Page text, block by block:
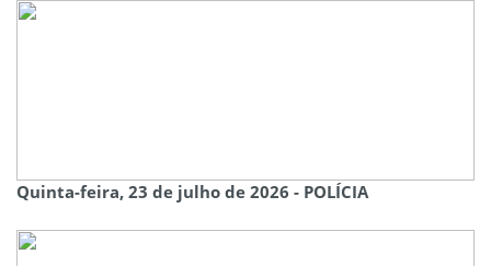
Quinta-feira, 23 de julho de 2026 - POLÍCIA